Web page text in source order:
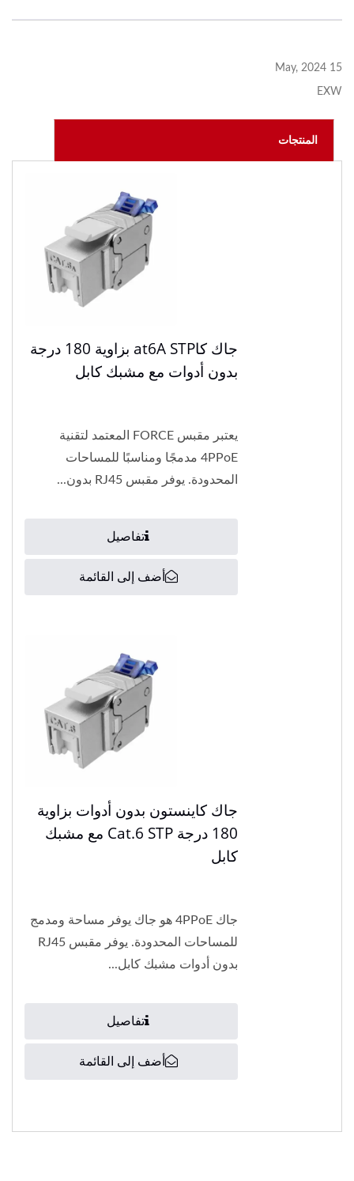
15 May, 2024
EXW
المنتجات
جاك كاat6A STP بزاوية 180 درجة
بدون أدوات مع مشبك كابل
يعتبر مقبس FORCE المعتمد لتقنية
4PPoE مدمجًا ومناسبًا للمساحات
المحدودة. يوفر مقبس RJ45 بدون...
تفاصيل
أضف إلى القائمة
جاك كاينستون بدون أدوات بزاوية
180 درجة Cat.6 STP مع مشبك
كابل
جاك 4PPoE هو جاك يوفر مساحة ومدمج
للمساحات المحدودة. يوفر مقبس RJ45
بدون أدوات مشبك كابل...
تفاصيل
أضف إلى القائمة